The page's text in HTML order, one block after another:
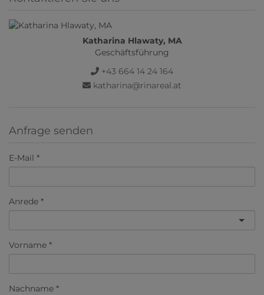
Katharina Hlawaty, MA
Geschäftsführung
+43 664 14 24 164
katharina@rinareal.at
Anfrage senden
E-Mail
Anrede
Vorname
Nachname